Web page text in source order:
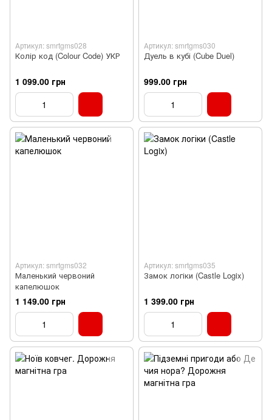
Артикул: smrtgms028
Колір код (Colour Code) УКР
1 099.00 грн
Артикул: smrtgms030
Дуель в кубі (Cube Duel)
999.00 грн
Артикул: smrtgms032
Маленький червоний
капелюшок
1 149.00 грн
Артикул: smrtgms035
Замок логіки (Castle Logix)
1 399.00 грн